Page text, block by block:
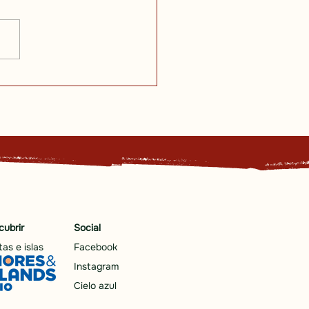
e islas
Social
Facebook
Instagram
Cielo azul